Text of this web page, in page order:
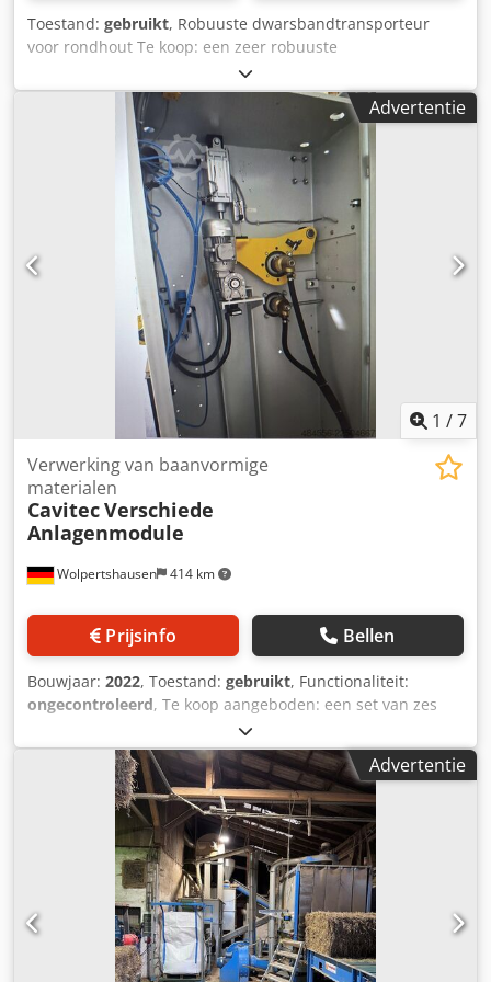
Stromingsdruk: 200 – 1.500 daPa Max. temperatuur
verbrandingskamer: 850°C Elektrische aansluitingen
Netaansluiting: 400 / 230 V AC Aansluitwaarde: 24 kVA
Stroomopname: 35 A "Alles uit één hand: wij bieden u
graag passende bankfinanciering voor uw project aan."
komplett-konzept.leasingo.de Vind meer artikelen – nieuw
en gebruikt – in onze shop! Internationale verzendkosten
Toestand: gebruikt, Robuuste dwarsbandtransporteur
voor rondhout Te koop: een zeer robuuste
dwarsbandtransporteur voor boomstammen, afkomstig uit
een professionele houtzagerij. Kenmerken: Zware
industriële uitvoering Dubbele kettingtransport Korte
transportafstand Snel en betrouwbaar transport van
rondhout naar de stamwagen Massief en duurzaam stalen
frame Direct beschikbaar Dcjdpfxszq T Ade Ammjk De
installatie verkeert in goede, functionele staat en kan na
afspraak onder spanning worden bekeken. Graag
ontvangen we een eerlijk en realistisch bod.
Advertentie
1 /7
Wolpertshausen 414 km
Verwerking van baanvormige
materialen
CavitecVerschiede
Anlagenmodule
Prijsinfo Bellen
Bouwjaar: 2022, Toestand: gebruikt, Functionaliteit:
ongecontroleerd, Te koop aangeboden: een set van zes
Cavitec-module-onderdelen voor de verwerking van in
banen gevormde materialen: twee identieke
lamineer-/perskalanders, twee stationaire wikkelstations
en twee verplaatsbare wikkelstations. De modules zijn
afkomstig uit een omgeving voor het coaten of lamineren
van technische textielen, non-woven materialen, folies of
membranen. Positie 1: 1 × Cavitec kasheerinrichting /
lamineerkalander Positie 2: 1 × Cavitec dekasheerinrichting
/ identieke perskalander Positie 3–4: 2 × stationaire Cavitec
wikkelstations, het gebruik als afwikkelaar of opwikkelaar
voor technische toepassingen dient te worden onderzocht
Advertentie